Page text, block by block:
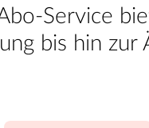
Service
bis hin zur